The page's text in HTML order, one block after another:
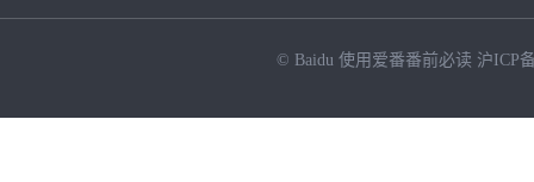
© Baidu 使用爱番番前必读 沪ICP